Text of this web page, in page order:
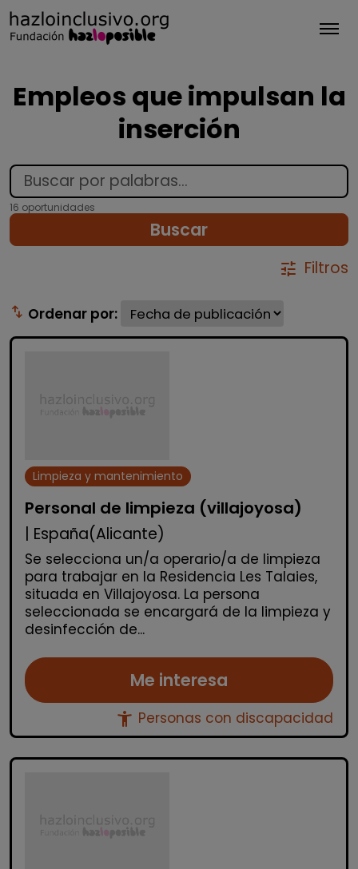
Empleos que impulsan la
inserción
16 oportunidades
Buscar
tune Filtros
swap_vert Ordenar por:
Limpieza y mantenimiento
Personal de limpieza (villajoyosa)
| España(Alicante)
Se selecciona un/a operario/a de limpieza
para trabajar en la Residencia Les Talaies,
situada en Villajoyosa. La persona
seleccionada se encargará de la limpieza y
desinfección de...
Me interesa
accessibility_new Personas con discapacidad